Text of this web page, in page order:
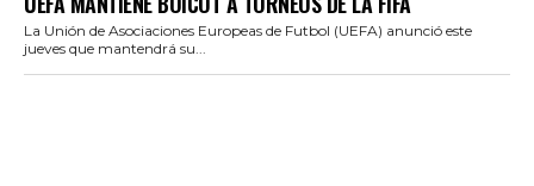
La Unión de Asociaciones Europeas de Futbol (UEFA) anunció este
jueves que mantendrá su...